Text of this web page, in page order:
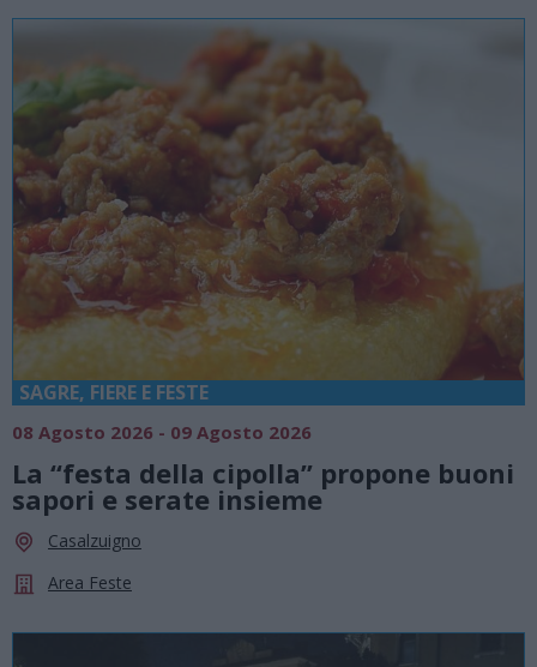
SAGRE, FIERE E FESTE
08 Agosto 2026 - 09 Agosto 2026
La “festa della cipolla” propone buoni
sapori e serate insieme
Casalzuigno
Area Feste